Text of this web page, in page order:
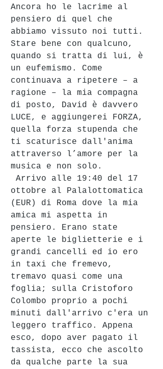
Ancora ho le lacrime al
pensiero di quel che
abbiamo vissuto noi tutti.
Stare bene con qualcuno,
quando si tratta di lui, è
un eufemismo. Come
continuava a ripetere – a
ragione – la mia compagna
di posto, David è davvero
LUCE, e aggiungerei FORZA,
quella forza stupenda che
ti scaturisce dall'anima
attraverso l’amore per la
musica e non solo.
ottobre al Palalottomatica
(EUR) di Roma dove la mia
amica mi aspetta in
pensiero. Erano state
aperte le biglietterie e i
grandi cancelli ed io ero
in taxi che fremevo,
tremavo quasi come una
foglia; sulla Cristoforo
Colombo proprio a pochi
minuti dall'arrivo c'era un
leggero traffico. Appena
esco, dopo aver pagato il
tassista, ecco che ascolto
da qualche parte la sua